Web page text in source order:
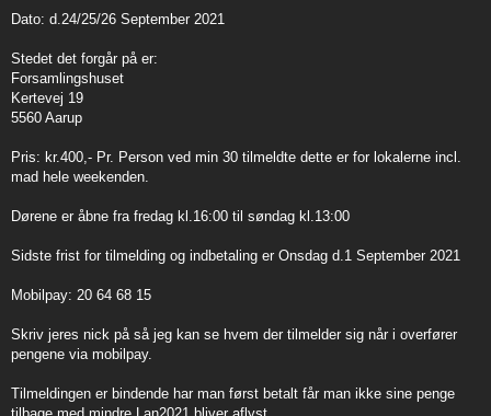
Dato: d.24/25/26 September 2021
Stedet det forgår på er:
Forsamlingshuset
Kertevej 19
5560 Aarup
Pris: kr.400,- Pr. Person ved min 30 tilmeldte dette er for lokalerne incl.
mad hele weekenden.
Dørene er åbne fra fredag kl.16:00 til søndag kl.13:00
Sidste frist for tilmelding og indbetaling er Onsdag d.1 September 2021
Mobilpay: 20 64 68 15
Skriv jeres nick på så jeg kan se hvem der tilmelder sig når i overfører
pengene via mobilpay.
Tilmeldingen er bindende har man først betalt får man ikke sine penge